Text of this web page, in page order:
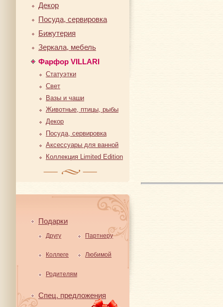
Декор
Посуда, сервировка
Бижутерия
Зеркала, мебель
Фарфор VILLARI
Статуэтки
Свет
Вазы и чаши
Животные, птицы, рыбы
Декор
Посуда, сервировка
Аксессуары для ванной
Коллекция Limited Edition
Подарки
Другу Партнеру
Коллеге Любимой
Родителям
Спец. предложения